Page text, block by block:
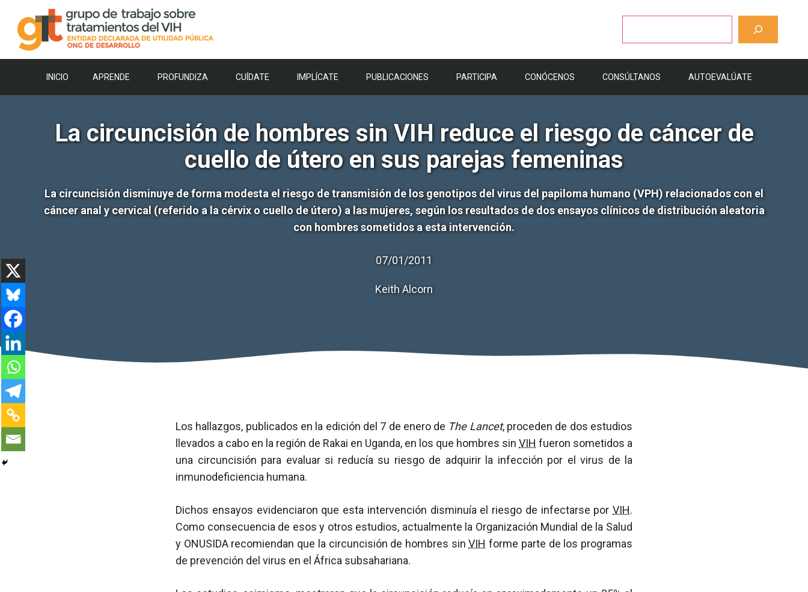
contenido
INICIO APRENDE PROFUNDIZA CUÍDATE IMPLÍCATE PUBLICACIONES PARTICIPA CONÓCENOS CONSÚLTANOS AUTOEVALÚATE
La circuncisión de hombres sin VIH reduce el riesgo de cáncer de
cuello de útero en sus parejas femeninas
La circuncisión disminuye de forma modesta el riesgo de transmisión de los genotipos del virus del papiloma humano (VPH) relacionados con el
cáncer anal y cervical (referido a la cérvix o cuello de útero) a las mujeres, según los resultados de dos ensayos clínicos de distribución aleatoria
con hombres sometidos a esta intervención.
07/01/2011
Keith Alcorn
Los hallazgos, publicados en la edición del 7 de enero de The Lancet, proceden de dos estudios
llevados a cabo en la región de Rakai en Uganda, en los que hombres sin VIH fueron sometidos a
una circuncisión para evaluar si reducía su riesgo de adquirir la infección por el virus de la
inmunodeficiencia humana.
Dichos ensayos evidenciaron que esta intervención disminuía el riesgo de infectarse por VIH.
Como consecuencia de esos y otros estudios, actualmente la Organización Mundial de la Salud
y ONUSIDA recomiendan que la circuncisión de hombres sinVIH forme parte de los programas
de prevención del virus en el África subsahariana.